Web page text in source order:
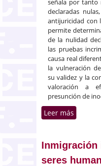
señala por tanto
declaradas
antijuricidad con
permite
de la nulidad
las pruebas
causa real
la vulneración
su validez y la
valoración a
presunción de
Leer más
Inmigración
seres